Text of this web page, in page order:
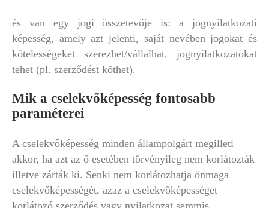
és van egy jogi összetevője is: a jognyilatkozati
képesség, amely azt jelenti, saját nevében jogokat és
kötelességeket szerezhet/vállalhat, jognyilatkozatokat
tehet (pl. szerződést köthet).
Mik a cselekvőképesség fontosabb
paraméterei
A cselekvőképesség minden állampolgárt megilleti
akkor, ha azt az ő esetében törvényileg nem korlátozták
illetve zárták ki. Senki nem korlátozhatja önmaga
cselekvőképességét, azaz a cselekvőképességet